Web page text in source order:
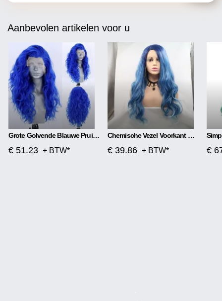
Aanbevolen artikelen voor u
Grote Golvende Blauwe Pruik Met Front Lace
€ 51.23 + BTW*
Chemische Vezel Voorkant Met Middenscheiding, Mat Lang Krullend Haar
€ 39.86 + BTW* €